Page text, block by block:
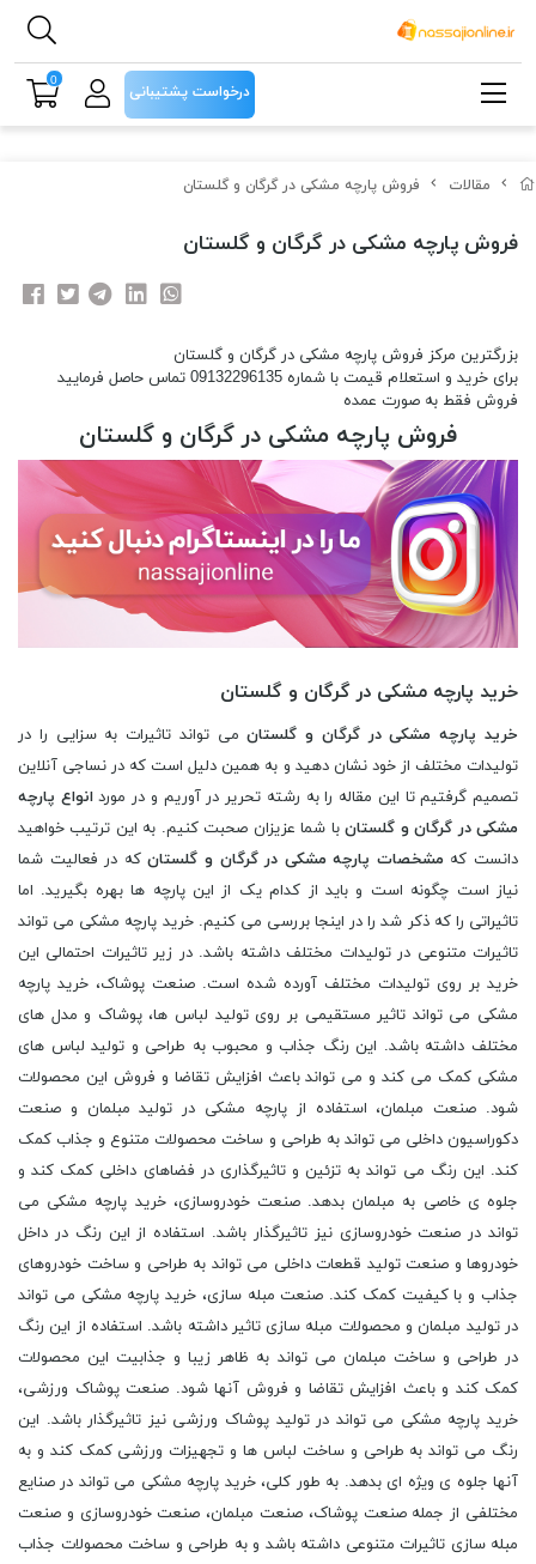
مقالات فروش پارچه مشکی در گرگان و گلستان
فروش پارچه مشکی در گرگان و گلستان
بزرگترین مرکز فروش پارچه مشکی در گرگان و گلستان
برای خرید و استعلام قیمت با شماره 09132296135 تماس حاصل فرمایید
فروش فقط به صورت عمده
فروش پارچه مشکی در گرگان و گلستان
خرید پارچه مشکی در گرگان و گلستان
خرید پارچه مشکی در گرگان و گلستان می تواند تاثیرات به سزایی را در
تولیدات مختلف از خود نشان دهید و به همین دلیل است که در نساجی آنلاین
تصمیم گرفتیم تا این مقاله را به رشته تحریر در آوریم و در موردانواع پارچه
مشکی در گرگان و گلستانبا شما عزیزان صحبت کنیم. به این ترتیب خواهید
دانست که مشخصات پارچه مشکی در گرگان و گلستانکه در فعالیت شما
نیاز است چگونه است و باید از کدام یک از این پارچه ها بهره بگیرید. اما
تاثیراتی را که ذکر شد را در اینجا بررسی می کنیم. خرید پارچه مشکی می تواند
تاثیرات متنوعی در تولیدات مختلف داشته باشد. در زیر تاثیرات احتمالی این
خرید بر روی تولیدات مختلف آورده شده است. صنعت پوشاک، خرید پارچه
مشکی می تواند تاثیر مستقیمی بر روی تولید لباس ها، پوشاک و مدل های
مختلف داشته باشد. این رنگ جذاب و محبوب به طراحی و تولید لباس های
مشکی کمک می کند و می تواند باعث افزایش تقاضا و فروش این محصولات
شود. صنعت مبلمان، استفاده از پارچه مشکی در تولید مبلمان و صنعت
دکوراسیون داخلی می تواند به طراحی و ساخت محصولات متنوع و جذاب کمک
کند. این رنگ می تواند به تزئین و تاثیرگذاری در فضاهای داخلی کمک کند و
جلوه ی خاصی به مبلمان بدهد. صنعت خودروسازی، خرید پارچه مشکی می
تواند در صنعت خودروسازی نیز تاثیرگذار باشد. استفاده از این رنگ در داخل
خودروها و صنعت تولید قطعات داخلی می تواند به طراحی و ساخت خودروهای
جذاب و با کیفیت کمک کند. صنعت مبله سازی، خرید پارچه مشکی می تواند
در تولید مبلمان و محصولات مبله سازی تاثیر داشته باشد. استفاده از این رنگ
در طراحی و ساخت مبلمان می تواند به ظاهر زیبا و جذابیت این محصولات
کمک کند و باعث افزایش تقاضا و فروش آنها شود. صنعت پوشاک ورزشی،
خرید پارچه مشکی می تواند در تولید پوشاک ورزشی نیز تاثیرگذار باشد. این
رنگ می تواند به طراحی و ساخت لباس ها و تجهیزات ورزشی کمک کند و به
آنها جلوه ی ویژه ای بدهد. به طور کلی، خرید پارچه مشکی می تواند در صنایع
مختلفی از جمله صنعت پوشاک، صنعت مبلمان، صنعت خودروسازی و صنعت
مبله سازی تاثیرات متنوعی داشته باشد و به طراحی و ساخت محصولات جذاب
درخواست پشتیبانی
0